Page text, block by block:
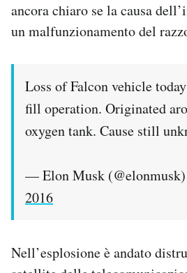
ancora chiaro se la causa
un malfunzionamento del
Loss of Falcon vehicle
fill operation. Originated
oxygen tank. Cause still
— Elon Musk (@elonmusk)
2016
Nell’esplosione è andato